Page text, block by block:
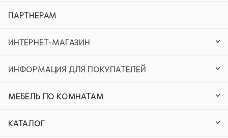
ПАРТНЕРАМ
ИНТЕРНЕТ-МАГАЗИН
ИНФОРМАЦИЯ ДЛЯ ПОКУПАТЕЛЕЙ
МЕБЕЛЬ ПО КОМНАТАМ
КАТАЛОГ